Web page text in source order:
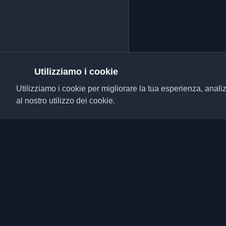
Utilizziamo i cookie
Utilizziamo i cookie per migliorare la tua esperienza,
al nostro utilizzo dei cookie.